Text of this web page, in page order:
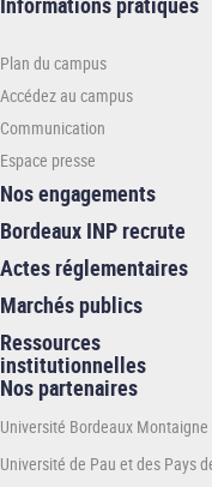
INP
Plan du campus
Accédez au campus
Communication
Espace presse
Nos engagements
Bordeaux INP recrute
Actes réglementaires
Marchés publics
Ressources
institutionnelles
Nos partenaires
Université Bordeaux Montaigne
Université de Pau et des Pays